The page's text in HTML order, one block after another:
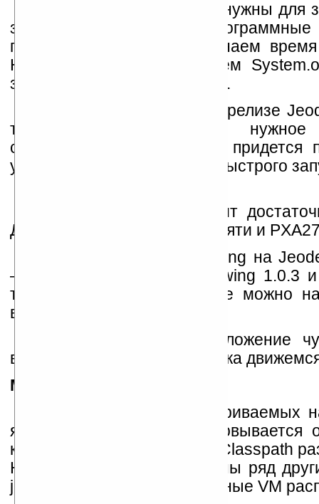
Переменные start / end нужны для
запускаться, создавать
главный цикл. Т.е., мы узнаем
Несколько строк с участием
запуска кода в PersonalJava.
К сожалению, в данном релизе
текущую директорию в нужное
скомпилированные классы
удобства, создадим ярлык быстрого
Инициализация проходит
Для устройства с 64 Мб памяти и
Стоит отметить, что Swing на
— хотя Sun и поместил Swing 1.0.3
технологий, но их все еще можно
вместе с Jeode.
Это тестовое AWT-приложение
виртуальных машинах. А пока
Mysaifu JVM
Это первая из рассматриваемых
является бесплатной.
классов Sun Microsystems. Classpath
На основе classpath сделаны ряд
jamvm, sablevm, однако данные VM